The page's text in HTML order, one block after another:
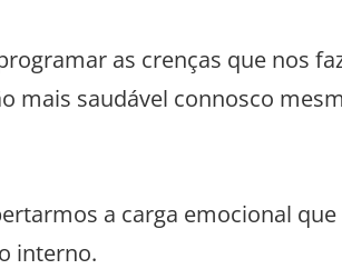
as crenças que nos
mais saudável connosco
a carga emocional
interno.